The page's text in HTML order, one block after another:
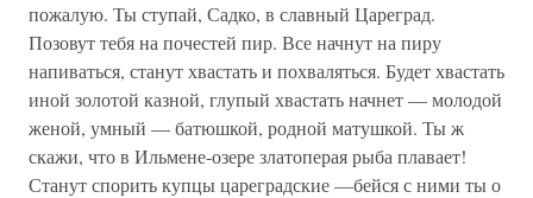
пожалую. Ты ступай, Садко, в славный Цареград.
Позовут тебя на почестей пир. Все начнут на пиру
напиваться, станут хвастать и похваляться. Будет хвастать
иной золотой казной, глупый хвастать начнет — молодой
женой, умный — батюшкой, родной матушкой. Ты ж
скажи, что в Ильмене-озере златоперая рыба плавает!
Станут спорить купцы цареградские —бейся с ними ты о